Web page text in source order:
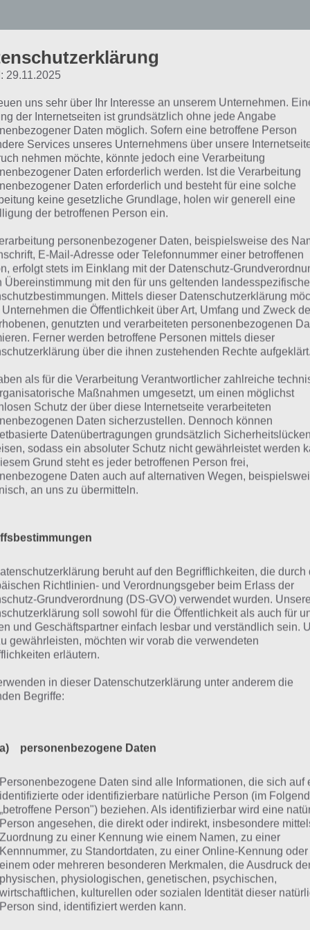
Daten auf dein
übertragen
wir loslegen, musst du folgende Dinge erledigen:
App Sync auf deinem alten Android Smartphone
App Sync auf deinem neuen Android Smartphone
App Sync auf deinem Rechner installieren (
auf deinem alten Android Smartphone anlegen
in der Cloud speichern (Schritt 3) – erfordert
Backup auf dem neuen Android Smartphone
1: Helium App Sync and
Tutorial nutzen wir Helium App Sync and Backup.
Premium Version zu kaufen, denn hiermit könnt ihr das
(bspw. Google Drive oder Dropbox) speichern und
und so auf eurem neuen Smartphone nutzen ohne
übertragen. Die Premiumverison kostet zwar gut 4 Euro,
Nutze zunächst die kostenlose Version und speichere
Hat das geklappt, starte Helium App Sync auf dem
bis zur Cloudvariante. Hat es bis hierhin geklappt,
um so das Backup aus der Cloud wiederherzustellen.
Preis:
3,71 €
Helium - App Sync and Backup
Entwickler:ClockworkMod
Preis: Kostenlos
deinem PC musst du Helium installieren. Die Software
musst du noch Treiber für dein Smartphone
zwischen Smartphone und der Helium
29.11.2025
uns sehr über Ihr Interesse an unserem Unternehmen.
der Internetseiten ist grundsätzlich ohne jede Angabe
Daten möglich. Sofern eine betroffene Person
Services unseres Unternehmens über unsere
nehmen möchte, könnte jedoch eine Verarbeitung
Daten erforderlich werden. Ist die Verarbeitung
Daten erforderlich und besteht für eine solche
keine gesetzliche Grundlage, holen wir generell eine
der betroffenen Person ein.
personenbezogener Daten, beispielsweise des
E-Mail-Adresse oder Telefonnummer einer betroffenen
erfolgt stets im Einklang mit der Datenschutz-
Übereinstimmung mit den für uns geltenden
Mittels dieser Datenschutzerklärung
Unternehmen die Öffentlichkeit über Art, Umfang und Zweck
genutzten und verarbeiteten personenbezogenen
Ferner werden betroffene Personen mittels dieser
über die ihnen zustehenden Rechte aufgeklärt.
als für die Verarbeitung Verantwortlicher zahlreiche
Maßnahmen umgesetzt, um einen möglichst
Schutz der über diese Internetseite verarbeiteten
Daten sicherzustellen. Dennoch können
Datenübertragungen grundsätzlich Sicherheitslücken
sodass ein absoluter Schutz nicht gewährleistet werden
Grund steht es jeder betroffenen Person frei,
Daten auch auf alternativen Wegen,
an uns zu übermitteln.
beruht auf den Begrifflichkeiten, die durch
Richtlinien- und Verordnungsgeber beim Erlass der
Grundverordnung (DS-GVO) verwendet wurden. Unsere
soll sowohl für die Öffentlichkeit als auch für
und Geschäftspartner einfach lesbar und verständlich sein.
gewährleisten, möchten wir vorab die verwendeten
erläutern.
in dieser Datenschutzerklärung unter anderem die
Begriffe:
a) personenbezogene Daten
Personenbezogene Daten sind alle Informationen, die sich auf
identifizierte oder identifizierbare natürliche Person (im
„betroffene Person") beziehen. Als identifizierbar wird eine
Person angesehen, die direkt oder indirekt, insbesondere
Zuordnung zu einer Kennung wie einem Namen, zu einer
Kennnummer, zu Standortdaten, zu einer Online-Kennung oder
einem oder mehreren besonderen Merkmalen, die Ausdruck
physischen, physiologischen, genetischen, psychischen,
wirtschaftlichen, kulturellen oder sozialen Identität dieser
Person sind, identifiziert werden kann.